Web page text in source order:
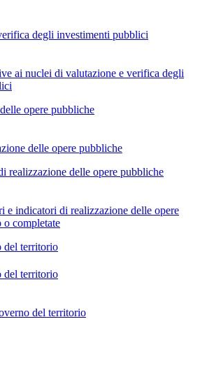
degli investimenti pubblici
ai nuclei di valutazione e verifica degli
opere pubbliche
delle opere pubbliche
realizzazione delle opere pubbliche
e indicatori di realizzazione delle opere
o completate
del territorio
del territorio
del territorio